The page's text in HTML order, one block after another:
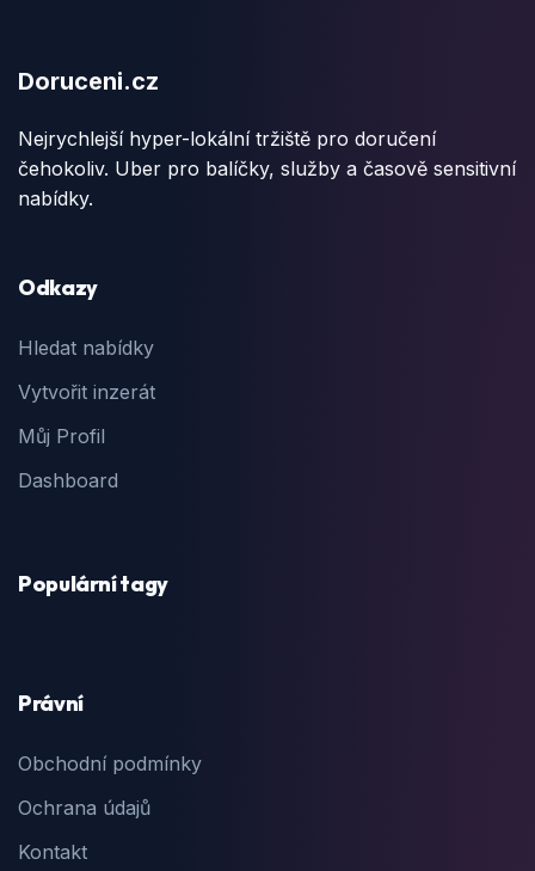
Doruceni.cz
Nejrychlejší hyper-lokální tržiště pro doručení
čehokoliv. Uber pro balíčky, služby a časově sensitivní
nabídky.
Odkazy
Hledat nabídky
Vytvořit inzerát
Můj Profil
Dashboard
Populární tagy
Právní
Obchodní podmínky
Ochrana údajů
Kontakt